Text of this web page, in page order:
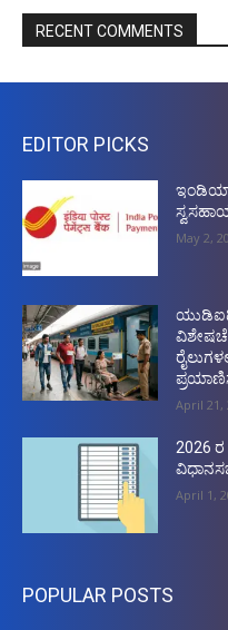
RECENT COMMENTS
EDITOR PICKS
May 2,
ಯುಡಿಐಡಿ
April 21,
2026 ರ
April 1,
POPULAR POSTS